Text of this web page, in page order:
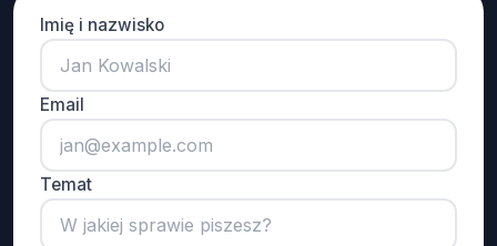
Imię i nazwisko
Email
Temat